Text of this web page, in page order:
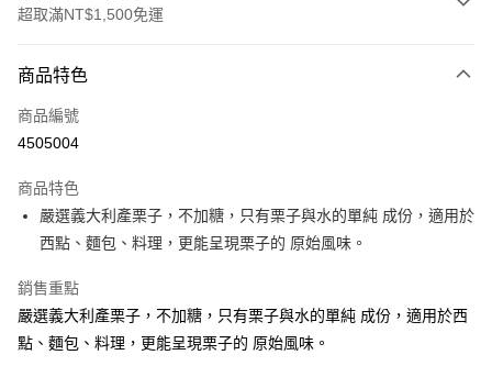
超取滿NT$1,500免運
信用卡一次付款
LINE Pay
悠遊付
Google Pay
全盈+PAY
ATM付款
商品特色
商品編號
4505004
商品特色
嚴選義大利產栗子，不加糖，只有栗子與水的單純 成份，適用於
西點、麵包、料理，更能呈現栗子的 原始風味。
銷售重點
嚴選義大利產栗子，不加糖，只有栗子與水的單純 成份，適用於西
點、麵包、料理，更能呈現栗子的 原始風味。